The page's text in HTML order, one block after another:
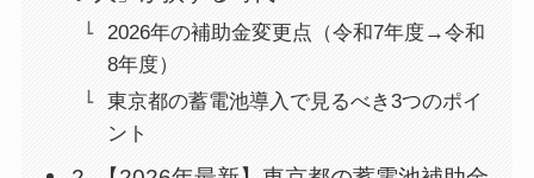
2026年の補助金変更点（令和7年度→令和
8年度）
東京都の蓄電池導入で見るべき3つのポイ
ント